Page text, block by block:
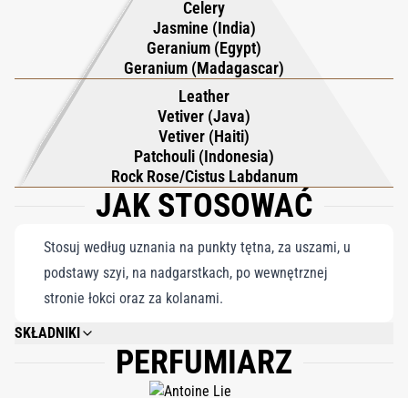
Celery
Jasmine (India)
Geranium (Egypt)
Geranium (Madagascar)
Leather
Vetiver (Java)
Vetiver (Haiti)
Patchouli (Indonesia)
Rock Rose/Cistus Labdanum
JAK STOSOWAĆ
Stosuj według uznania na punkty tętna, za uszami, u
podstawy szyi, na nadgarstkach, po wewnętrznej
stronie łokci oraz za kolanami.
SKŁADNIKI
ALCOHOL, PARFUM/FRAGRANCE, AQUA/WATER, CROCUS SATIVUS STIGMA
EXTRACT (SAFFRON), GALBANUM RESIN OIL, CHAMOMILLA RECUTITA
(MATRICARIA) FLOWER OIL, ARTEMISIA HERBA-ALBA OIL, APIUM
PERFUMIARZ